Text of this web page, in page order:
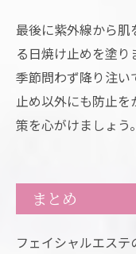
最後に紫外線から
る日焼け止めを塗り
季節問わず降り注い
止め以外にも防止を
策を心がけましょう。
まとめ
フェイシャルエス